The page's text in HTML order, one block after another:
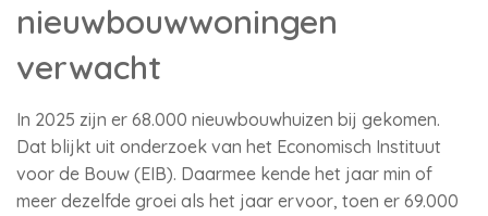
nieuwbouwwoningen
verwacht
In 2025 zijn er 68.000 nieuwbouwhuizen bij gekomen.
Dat blijkt uit onderzoek van het Economisch Instituut
voor de Bouw (EIB). Daarmee kende het jaar min of
meer dezelfde groei als het jaar ervoor, toen er 69.000